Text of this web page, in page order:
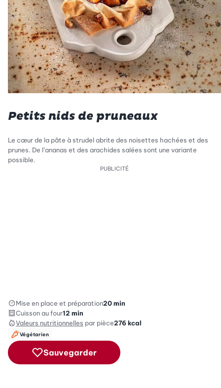
Petits nids de pruneaux
Le cœur de la pâte à strudel abrite des noisettes hachées et des
prunes. De l’ananas et des arachides salées sont une variante
possible.
PUBLICITÉ
Mise en place et préparation20 min
Cuisson au four12 min
Valeurs nutritionnelles par pièce276kcal
Végétarien
Sauvegarder